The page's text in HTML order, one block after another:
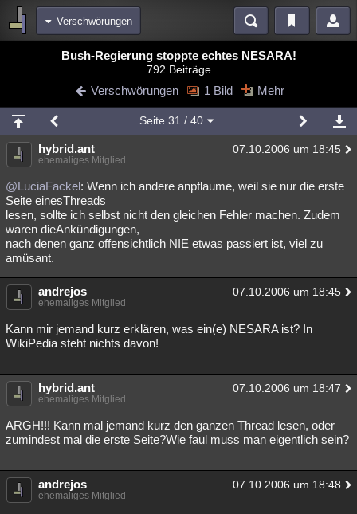
Verschwörungen
Blogs Videos
Chat Wiki Neuigkeiten
meine Rubriken
Menschen Wissenschaft Mystery Kriminalfälle
Spiritualität Verschwörungen Technologie Ufologie
Natur Umfragen Unterhaltung
weitere Rubriken
Philosophie
Astronomie Gaming Filme
Musik Clash Verbesserungen Allmystery English
Übersichten
Besucht Teilgenommen Alle Neue Geschlossen
Lesenswert Schlüsselwörter
Bush-Regierung stoppte echtes NESARA!
792 Beiträge
Verschwörungen 1 Bild Mehr
Seite 31 / 40
hybrid.ant 07.10.2006 um 18:45
ehemaliges Mitglied
@LuciaFackel: Wenn ich andere anpflaume, weil sie nur die erste
Seite einesThreads
lesen, sollte ich selbst nicht den gleichen Fehler machen. Zudem
waren dieAnkündigungen,
nach denen ganz offensichtlich NIE etwas passiert ist, viel zu
amüsant.
andrejos 07.10.2006 um 18:45
ehemaliges Mitglied
Kann mir jemand kurz erklären, was ein(e) NESARA ist? In
WikiPedia steht nichts davon!
hybrid.ant 07.10.2006 um 18:47
ehemaliges Mitglied
ARGH!!! Kann mal jemand kurz den ganzen Thread lesen, oder
zumindest mal die erste Seite?Wie faul muss man eigentlich sein?
andrejos 07.10.2006 um 18:48
ehemaliges Mitglied